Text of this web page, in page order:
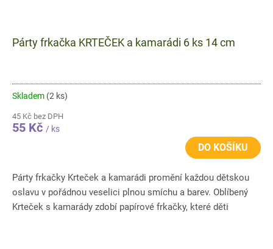
Párty frkačka KRTEČEK a kamarádi 6 ks 14 cm
Skladem (2 ks)
45 Kč bez DPH
55 Kč / ks
DO KOŠÍKU
Párty frkačky Krteček a kamarádi promění každou dětskou
oslavu v pořádnou veselici plnou smíchu a barev. Oblíbený
Krteček s kamarády zdobí papírové frkačky, které děti